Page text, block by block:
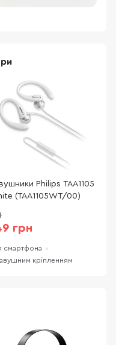
Philips TAA1105
(TAA1105WT/00)
грн
смартфона
кріпленням